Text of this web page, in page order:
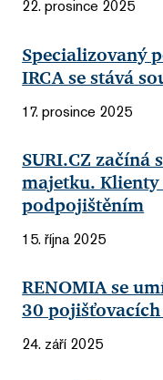
22. prosince 2025
Specializovaný
IRCA se stává
17. prosince 2025
SURI.CZ začíná
majetku.
podpojištěním
15. října 2025
RENOMIA se
30
24. září 2025